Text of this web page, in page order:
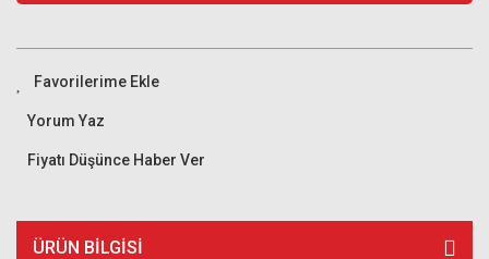
Yorum Yaz
Fiyatı Düşünce Haber Ver
ÜRÜN BILGISI